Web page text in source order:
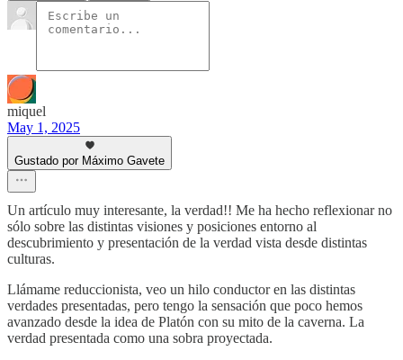
miquel
May 1, 2025
Gustado por Máximo Gavete
Un artículo muy interesante, la verdad!! Me ha hecho reflexionar no
sólo sobre las distintas visiones y posiciones entorno al
descubrimiento y presentación de la verdad vista desde distintas
culturas.
Llámame reduccionista, veo un hilo conductor en las distintas
verdades presentadas, pero tengo la sensación que poco hemos
avanzado desde la idea de Platón con su mito de la caverna. La
verdad presentada como una sobra proyectada.